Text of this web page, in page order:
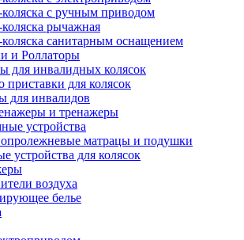
с ручным приводом
рычажная
санитарным оснащением
и Роллаторы
для инвалидных колясок
приставки для колясок
для инвалидов
и тренажеры
устройства
матрацы и подушки
устройства для колясок
воздуха
белье